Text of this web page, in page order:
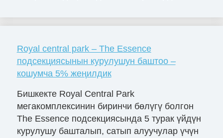
Royal central park – The Essence
подсекциясынын курулушун баштоо –
кошумча 5% жеңилдик
Бишкекте Royal Central Park
мегакомплексинин биринчи бөлүгү болгон
The Essence подсекциясында 5 турак үйдүн
курулушу башталып, сатып алуучулар үчүн